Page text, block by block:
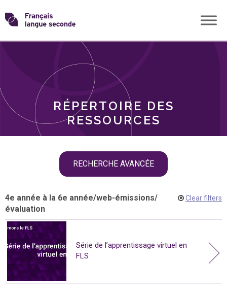
Skip
toTransformons
langue
RÉPERTOIRE DES
RESSOURCES
RECHERCHE AVANCÉE
THÈMES
4e année à la 6e année/web-émissions/
évaluation
Clear filters
Série de l’apprentissage virtuel en
FLS